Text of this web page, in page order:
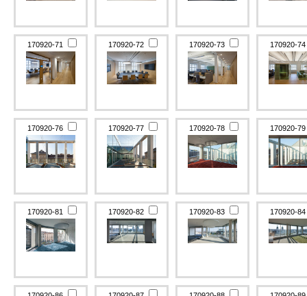
170920-71 170920-72 170920-73 170920-74
170920-76 170920-77 170920-78 170920-79
170920-81 170920-82 170920-83 170920-84